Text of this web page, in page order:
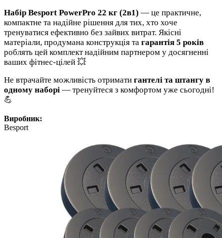
Набір Besport PowerPro 22 кг (2в1) — це практичне,
компактне та надійне рішення для тих, хто хоче
тренуватися ефективно без зайвих витрат. Якісні
матеріали, продумана конструкція та гарантія 5 років
роблять цей комплект надійним партнером у досягненні
ваших фітнес-цілей 💥
Не втрачайте можливість отримати гантелі та штангу в
одному наборі — тренуйтеся з комфортом уже сьогодні!
💪
Виробник:
Besport